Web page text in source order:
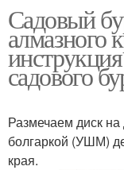
Садовый
алмазного
садового
Размечаем диск
болгаркой (УШМ)
края.